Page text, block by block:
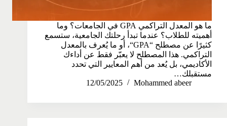
ما هو المعدل التراكمي GPA في الجامعات؟ وما
أهميته للطلاب؟ عندما تبدأ رحلتك الجامعية، ستسمع
كثيرًا عن مصطلح “GPA“، أو ما يُعرف بالمعدل
التراكمي. هذا المصطلح لا يعبّر فقط عن أداءك
الأكاديمي، بل يُعد من أهم المعايير التي تحدد
مستقبلك…
Mohammed abeer
12/05/2025